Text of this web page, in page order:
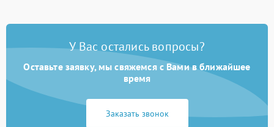
У Вас остались вопросы?
Оставьте заявку, мы свяжемся с Вами в ближайшее
время
Заказать звонок